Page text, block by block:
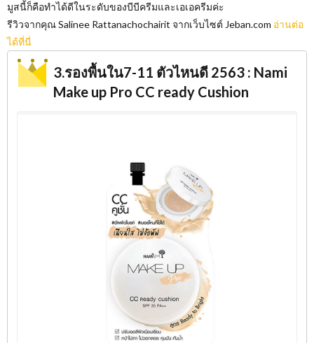
มูสนี้ก็คือทำได้ดีในระดับของบีบีครีมและเอเอครีมค่ะ
รีวิวจากคุณ Salinee Rattanachochairit จากเว็บไซต์​ Jeban.com อ่านต่อ
ได้ที่นี่
3.รองพื้นใน7-11 ตัวไหนดี 2563 : Nami
Make up Pro CC ready Cushion